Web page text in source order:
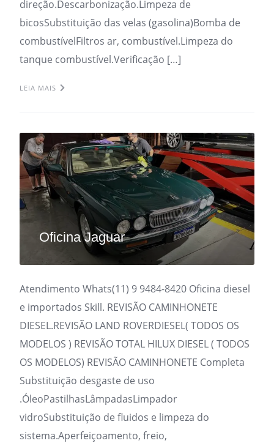
direção.Descarbonização.Limpeza de
bicosSubstituição das velas (gasolina)Bomba de
combustívelFiltros ar, combustível.Limpeza do
tanque combustível.Verificação […]
LEIA MAIS
Oficina Jaguar
Atendimento Whats(11) 9 9484-8420 Oficina diesel
e importados Skill. REVISÃO CAMINHONETE
DIESEL.REVISÃO LAND ROVERDIESEL( TODOS OS
MODELOS ) REVISÃO TOTAL HILUX DIESEL ( TODOS
OS MODELOS) REVISÃO CAMINHONETE Completa
Substituição desgaste de uso
.ÓleoPastilhasLâmpadasLimpador
vidroSubstituição de fluidos e limpeza do
sistema.Aperfeiçoamento, freio,